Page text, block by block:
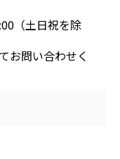
（土日祝を除
お問い合わせく